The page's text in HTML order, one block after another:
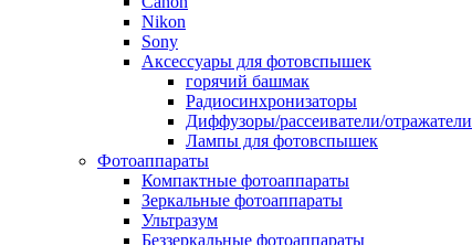
Nikon
Sony
Аксессуары для фотовспышек
горячий башмак
Радиосинхронизаторы
Диффузоры/рассеиватели/отражатели
Лампы для фотовспышек
Фотоаппараты
Компактные фотоаппараты
Зеркальные фотоаппараты
Ультразум
Беззеркальные фотоаппараты